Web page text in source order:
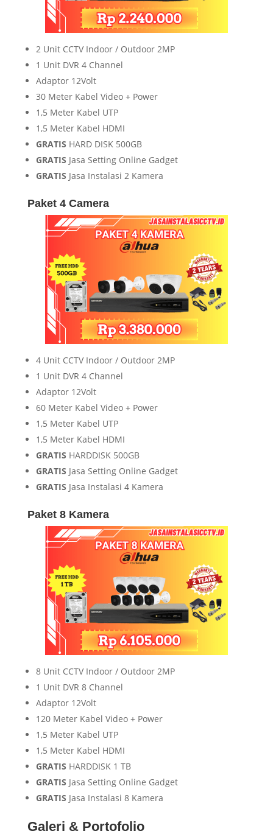
2 Unit CCTV Indoor / Outdoor 2MP
1 Unit DVR 4 Channel
Adaptor 12Volt
30 Meter Kabel Video + Power
1,5 Meter Kabel UTP
1,5 Meter Kabel HDMI
GRATIS HARD DISK 500GB
GRATIS Jasa Setting Online Gadget
GRATIS Jasa Instalasi 2 Kamera
Paket 4 Camera
4 Unit CCTV Indoor / Outdoor 2MP
1 Unit DVR 4 Channel
Adaptor 12Volt
60 Meter Kabel Video + Power
1,5 Meter Kabel UTP
1,5 Meter Kabel HDMI
GRATIS HARDDISK 500GB
GRATIS Jasa Setting Online Gadget
GRATIS Jasa Instalasi 4 Kamera
Paket 8 Kamera
8 Unit CCTV Indoor / Outdoor 2MP
1 Unit DVR 8 Channel
Adaptor 12Volt
120 Meter Kabel Video + Power
1,5 Meter Kabel UTP
1,5 Meter Kabel HDMI
GRATIS HARDDISK 1 TB
GRATIS Jasa Setting Online Gadget
GRATIS Jasa Instalasi 8 Kamera
Galeri & Portofolio